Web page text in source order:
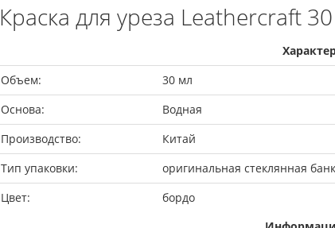
Краска для уреза Leathercraft
Объем:
30 мл
Основа:
Водная
Производство:
Китай
Тип упаковки:
оригинальная стеклянная
Цвет:
бордо